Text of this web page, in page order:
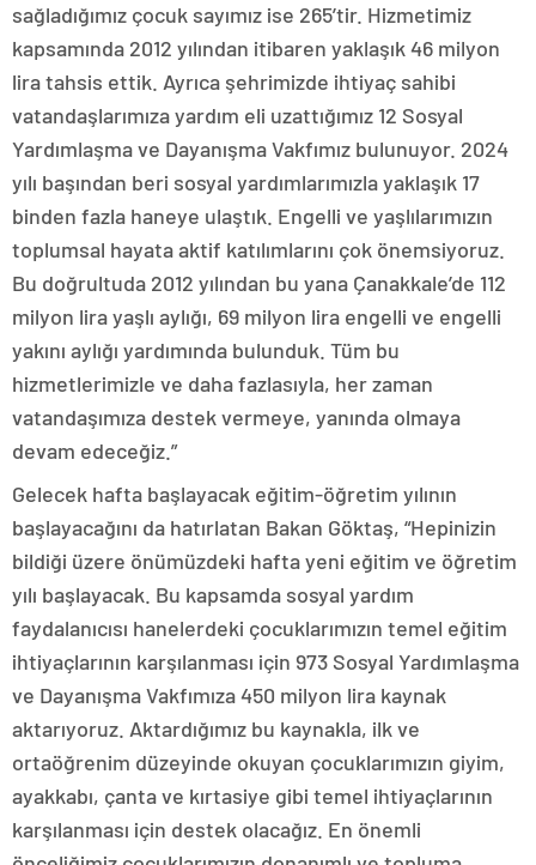
sağladığımız çocuk sayımız ise 265’tir. Hizmetimiz
kapsamında 2012 yılından itibaren yaklaşık 46 milyon
lira tahsis ettik. Ayrıca şehrimizde ihtiyaç sahibi
vatandaşlarımıza yardım eli uzattığımız 12 Sosyal
Yardımlaşma ve Dayanışma Vakfımız bulunuyor. 2024
yılı başından beri sosyal yardımlarımızla yaklaşık 17
binden fazla haneye ulaştık. Engelli ve yaşlılarımızın
toplumsal hayata aktif katılımlarını çok önemsiyoruz.
Bu doğrultuda 2012 yılından bu yana Çanakkale’de 112
milyon lira yaşlı aylığı, 69 milyon lira engelli ve engelli
yakını aylığı yardımında bulunduk. Tüm bu
hizmetlerimizle ve daha fazlasıyla, her zaman
vatandaşımıza destek vermeye, yanında olmaya
devam edeceğiz.”
Gelecek hafta başlayacak eğitim-öğretim yılının
başlayacağını da hatırlatan Bakan Göktaş, “Hepinizin
bildiği üzere önümüzdeki hafta yeni eğitim ve öğretim
yılı başlayacak. Bu kapsamda sosyal yardım
faydalanıcısı hanelerdeki çocuklarımızın temel eğitim
ihtiyaçlarının karşılanması için 973 Sosyal Yardımlaşma
ve Dayanışma Vakfımıza 450 milyon lira kaynak
aktarıyoruz. Aktardığımız bu kaynakla, ilk ve
ortaöğrenim düzeyinde okuyan çocuklarımızın giyim,
ayakkabı, çanta ve kırtasiye gibi temel ihtiyaçlarının
karşılanması için destek olacağız. En önemli